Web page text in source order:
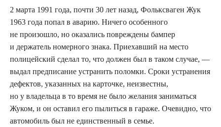
2 марта 1991 года, почти 30 лет назад, Фольксваген Жук
1963 года попал в аварию. Ничего особенного
не произошло, но оказались повреждены бампер
и держатель номерного знака. Приехавший на место
полицейский сделал то, что должен был в таком случае, —
выдал предписание устранить поломки. Сроки устранения
дефектов, указанных на карточке, неизвестны,
но у владельца в то время не было желания заниматься
Жуком, и он оставил его пылиться в гараже. Очевидно, что
автомобиль был не единственный в семье.